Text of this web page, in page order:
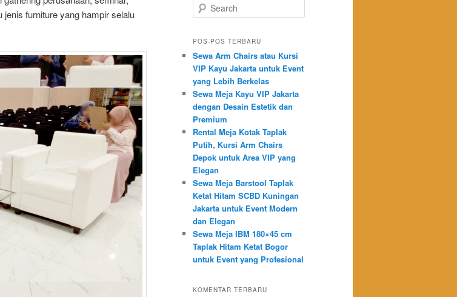
furniture yang hampir selalu
Search
POS-POS TERBARU
Sewa Arm Chairs atau Kursi
VIP Kayu Jakarta untuk Event
yang Lebih Berkelas
Sewa Meja Kayu VIP Jakarta
dengan Desain Estetik dan
Premium
Rental Meja Kotak Taplak
Putih, Kursi Arm Chairs
Depok untuk Area VIP yang
Elegan
Sewa Meja Barstool Taplak
Ketat Hitam SCBD Kuningan
Jakarta untuk Event Modern
dan Elegan
Sewa Meja IBM 180×45 cm
Taplak Hitam Ketat Bogor
untuk Event yang Profesional
KOMENTAR TERBARU